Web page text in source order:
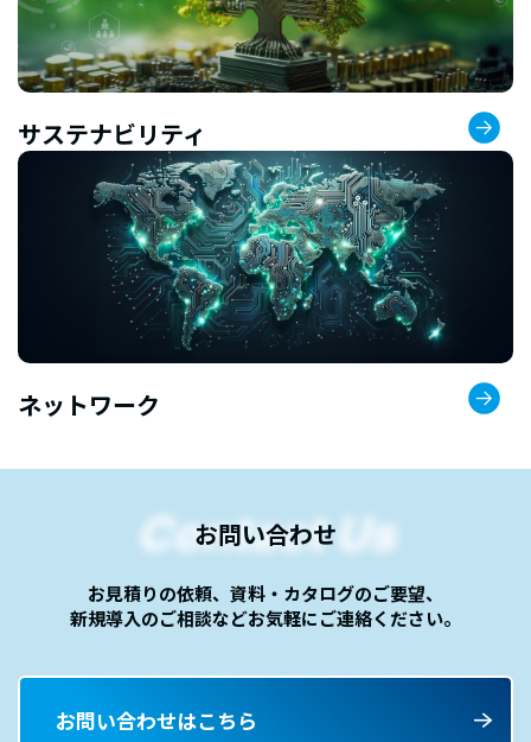
サステナビリティ
ネットワーク
Contact Us
お問い合わせ
お見積りの依頼、資料・カタログのご要望、
新規導入のご相談などお気軽にご連絡ください。
お問い合わせはこちら